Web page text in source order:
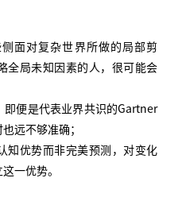
面对复杂世界所做的局部剪
全局未知因素的人，很可能会
便是代表业界共识的Gartner
远不够准确；
知优势而非完美预测，对变化
一优势。